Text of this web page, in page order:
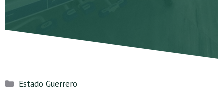
Categorías
Estado Guerrero